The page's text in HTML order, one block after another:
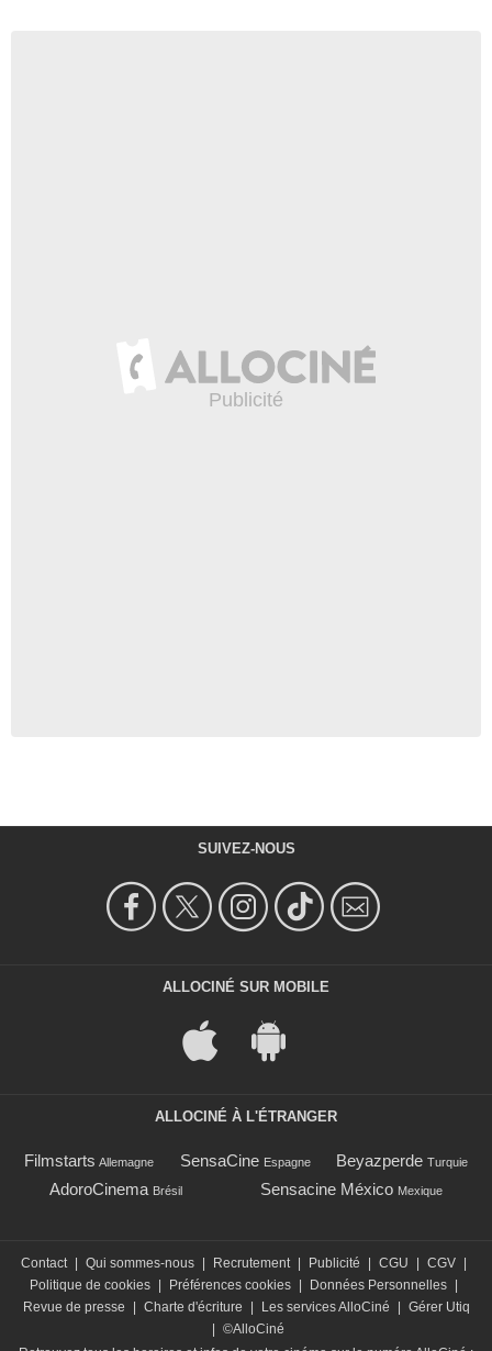
SUIVEZ-NOUS
ALLOCINÉ SUR MOBILE
ALLOCINÉ À L'ÉTRANGER
Filmstarts Allemagne SensaCine Espagne Beyazperde Turquie
AdoroCinema Brésil Sensacine México Mexique
Contact | Qui sommes-nous | Recrutement | Publicité | CGU | CGV |
Politique de cookies | Préférences cookies | Données Personnelles |
Revue de presse
| Charte d'écriture | Les services AlloCiné | Gérer Utiq
| ©AlloCiné